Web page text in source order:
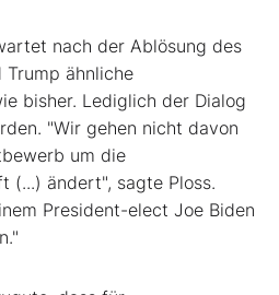
nach der Ablösung des
Trump ähnliche
bisher. Lediglich der Dialog
"Wir gehen nicht davon
um die
(...) ändert", sagte Ploss.
President-elect Joe Biden